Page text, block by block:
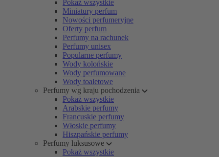
Pokaż wszystkie
Miniatury perfum
Nowości perfumeryjne
Oferty perfum
Perfumy na rachunek
Perfumy unisex
Popularne perfumy
Wody kolońskie
Wody perfumowane
Wody toaletowe
Perfumy wg kraju pochodzenia
Pokaż wszystkie
Arabskie perfumy
Francuskie perfumy
Włoskie perfumy
Hiszpańskie perfumy
Perfumy luksusowe
Pokaż wszystkie